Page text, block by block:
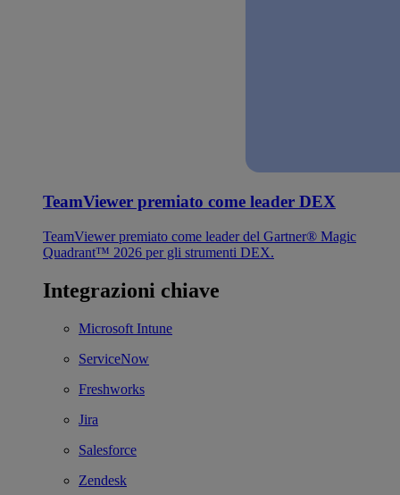
TeamViewer premiato come leader DEX
TeamViewer premiato come leader del Gartner® Magic
Quadrant™ 2026 per gli strumenti DEX.
Integrazioni chiave
Microsoft Intune
ServiceNow
Freshworks
Jira
Salesforce
Zendesk